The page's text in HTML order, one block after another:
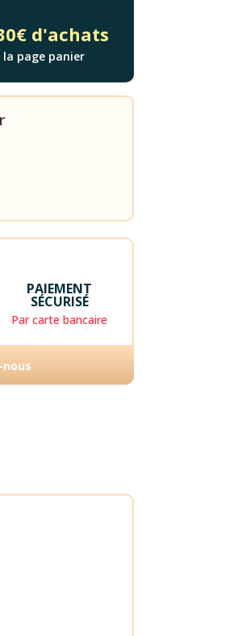
d'achats
la page panier
PAIEMENT
SÉCURISÉ
Par carte bancaire
nous